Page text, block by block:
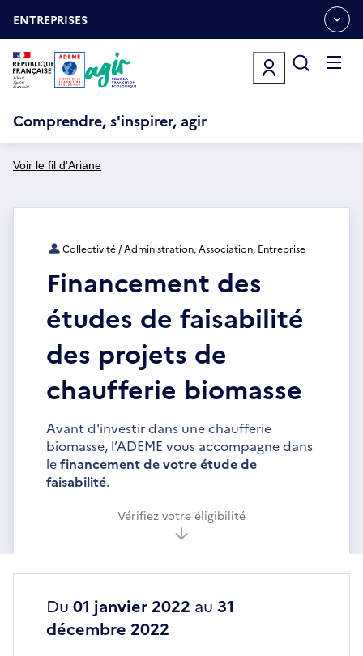
auOUVRIR
LE
MENU
ESPACE
ENTREPRISES
Comprendre, s'inspirer, agir
Voir le fil d'Ariane
Collectivité / Administration, Association, Entreprise
Financement des
études de faisabilité
des projets de
chaufferie biomasse
Avant d'investir dans une chaufferie
biomasse, l’ADEME vous accompagne dans
lefinancement de votre étude de
faisabilité.
Vérifiez votre éligibilité
Du 01 janvier 2022 au 31
décembre 2022